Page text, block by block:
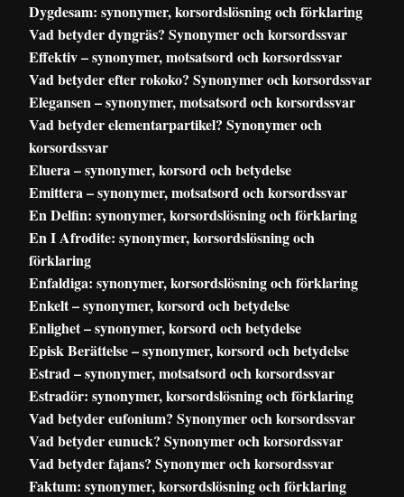
Dygdesam: synonymer, korsordslösning och förklaring
Vad betyder dyngräs? Synonymer och korsordssvar
Effektiv – synonymer, motsatsord och korsordssvar
Vad betyder efter rokoko? Synonymer och korsordssvar
Elegansen – synonymer, motsatsord och korsordssvar
Vad betyder elementarpartikel? Synonymer och
korsordssvar
Eluera – synonymer, korsord och betydelse
Emittera – synonymer, motsatsord och korsordssvar
En Delfin: synonymer, korsordslösning och förklaring
En I Afrodite: synonymer, korsordslösning och
förklaring
Enfaldiga: synonymer, korsordslösning och förklaring
Enkelt – synonymer, korsord och betydelse
Enlighet – synonymer, korsord och betydelse
Episk Berättelse – synonymer, korsord och betydelse
Estrad – synonymer, motsatsord och korsordssvar
Estradör: synonymer, korsordslösning och förklaring
Vad betyder eufonium? Synonymer och korsordssvar
Vad betyder eunuck? Synonymer och korsordssvar
Vad betyder fajans? Synonymer och korsordssvar
Faktum: synonymer, korsordslösning och förklaring